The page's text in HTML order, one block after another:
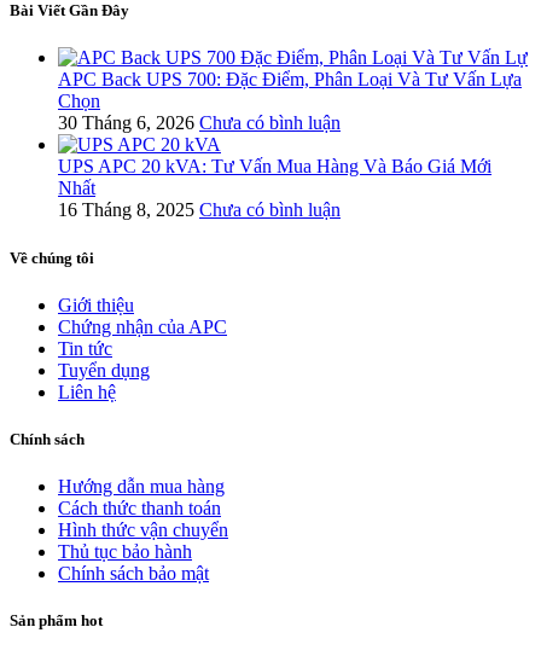
Bài Viết Gần Đây
APC Back UPS 700: Đặc Điểm, Phân Loại Và Tư Vấn Lựa
Chọn
30 Tháng 6, 2026 Chưa có bình luận
UPS APC 20 kVA: Tư Vấn Mua Hàng Và Báo Giá Mới
Nhất
16 Tháng 8, 2025 Chưa có bình luận
Về chúng tôi
Giới thiệu
Chứng nhận của APC
Tin tức
Tuyển dụng
Liên hệ
Chính sách
Hướng dẫn mua hàng
Cách thức thanh toán
Hình thức vận chuyển
Thủ tục bảo hành
Chính sách bảo mật
Sản phẩm hot